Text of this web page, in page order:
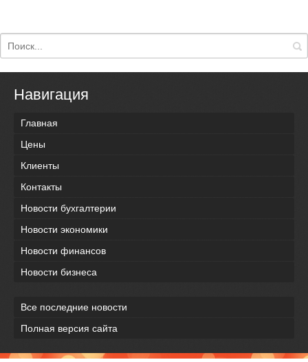
Навигация
Главная
Цены
Клиенты
Контакты
Новости бухгалтерии
Новости экономики
Новости финансов
Новости бизнеса
Все последние новости
Полная версия сайта